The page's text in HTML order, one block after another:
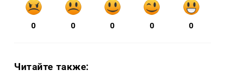
0 0 0 0 0
Читайте также: